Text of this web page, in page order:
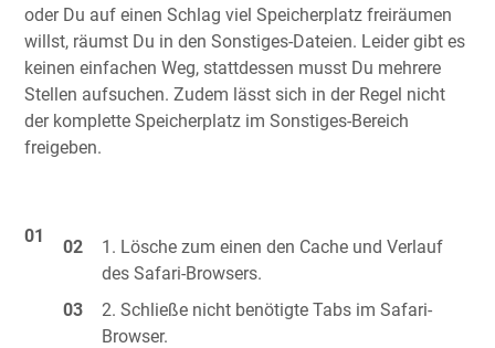
oder Du auf einen Schlag viel Speicherplatz freiräumen
willst, räumst Du in den Sonstiges-Dateien. Leider gibt es
keinen einfachen Weg, stattdessen musst Du mehrere
Stellen aufsuchen. Zudem lässt sich in der Regel nicht
der komplette Speicherplatz im Sonstiges-Bereich
freigeben.
Lösche zum einen den Cache und Verlauf
des Safari-Browsers.
Schließe nicht benötigte Tabs im Safari-
Browser.